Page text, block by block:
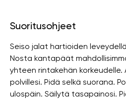
Suoritusohjeet
Seiso jalat hartioiden
Nosta kantapäät
yhteen rintakehän
polvillesi. Pidä selkä suorana.
ulospäin. Säilytä tasapainosi.